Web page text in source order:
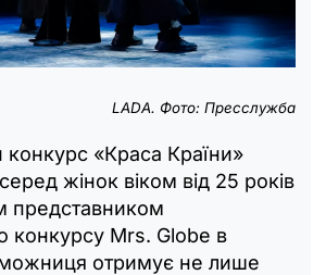
LADA. Фото: Пресслужба
конкурс «Краса Країни»
жінок віком від 25 років
представником
конкурсу Mrs. Globe в
отримує не лише